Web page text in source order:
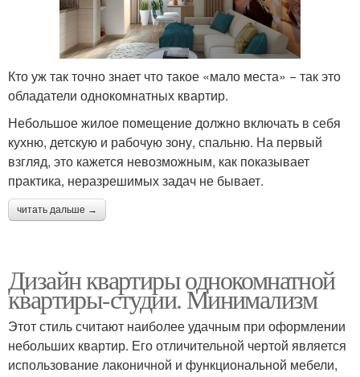
Кто уж так точно знает что такое «мало места» − так это
обладатели однокомнатных квартир.
Небольшое жилое помещение должно включать в себя
кухню, детскую и рабочую зону, спальню. На первый
взгляд, это кажется невозможным, как показывает
практика, неразрешимых задач не бывает.
читать дальше →
Дизайн квартиры однокомнатной
квартиры-студии. Минимализм
Этот стиль считают наиболее удачным при оформлении
небольших квартир. Его отличительной чертой является
использование лаконичной и функциональной мебели,